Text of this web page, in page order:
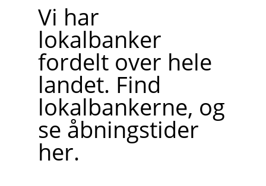
Vi har
lokalbanker
fordelt over hele
landet. Find
lokalbankerne, og
se åbningstider
her.